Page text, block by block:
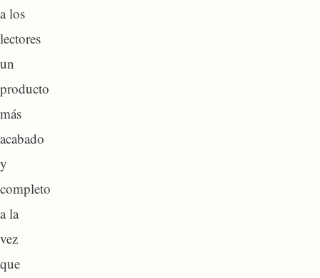
a los
lectores
un
producto
más
acabado
y
completo
a la
vez
que